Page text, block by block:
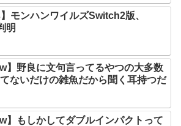
】モンハンワイルズSwitch2版、
明
】野良に文句言ってるやつの大多数
ないだけの雑魚だから聞く耳持つだ
】もしかしてダブルインパクトって